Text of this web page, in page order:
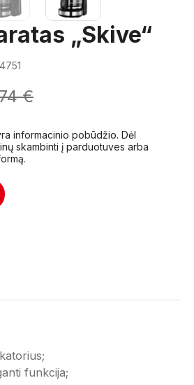
„Skive“
€
informacinio pobūdžio. Dėl
skambinti į parduotuves arba
funkcija;